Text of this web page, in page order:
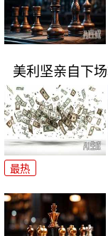
美利坚亲自下
最热